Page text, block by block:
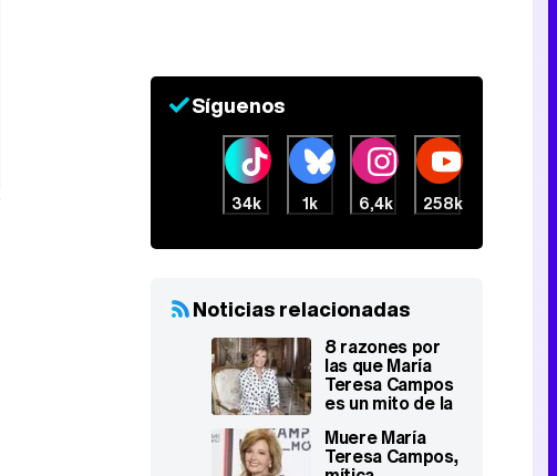
Síguenos
34k 1k 6,4k 258k
Noticias relacionadas
8 razones por
las que María
Teresa Campos
es un mito de la
Muere María
Teresa Campos,